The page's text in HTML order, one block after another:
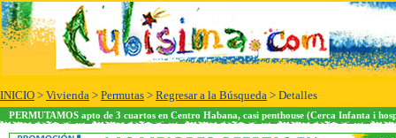
INICIO > Vivienda > Permutas > Regresar a la Búsqueda > Detalles
PERMUTAMOS apto de 3 cuartos en Centro Habana, casi penthouse (Cerca Infanta i